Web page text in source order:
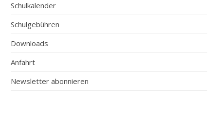
Schulkalender
Schulgebühren
Downloads
Anfahrt
Newsletter abonnieren